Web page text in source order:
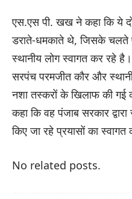
एस.एस पी. खख ने कहा कि ये
डराते-धमकाते थे, जिसके चलते
स्थानीय लोग स्वागत कर रहे
सरपंच परमजीत कौर और
नशा तस्करों के खिलाफ की गई
कहा कि वह पंजाब सरकार
किए जा रहे प्रयासों का
No related posts.